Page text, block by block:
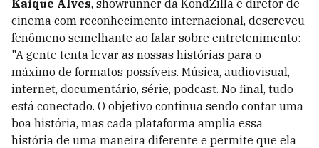
Kaique Alves, showrunner da KondZilla e diretor de
cinema com reconhecimento internacional, descreveu
fenômeno semelhante ao falar sobre entretenimento:
"A gente tenta levar as nossas histórias para o
máximo de formatos possíveis. Música, audiovisual,
internet, documentário, série, podcast. No final, tudo
está conectado. O objetivo continua sendo contar uma
boa história, mas cada plataforma amplia essa
história de uma maneira diferente e permite que ela